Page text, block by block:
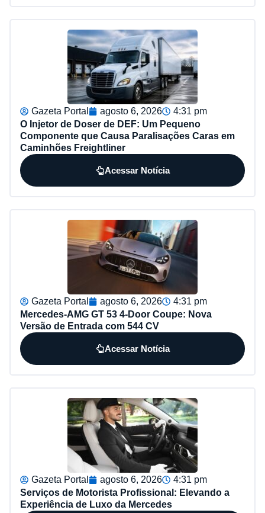
Gazeta Portal agosto 6, 2026
4:31 pm
O Injetor de Doser de DEF: Um Pequeno
Componente que Causa Paralisações Caras em
Caminhões Freightliner
Acessar Notícia
Gazeta Portal agosto 6, 2026
4:31 pm
Mercedes-AMG GT 53 4-Door Coupe: Nova
Versão de Entrada com 544 CV
Acessar Notícia
Gazeta Portal agosto 6, 2026
4:31 pm
Serviços de Motorista Profissional: Elevando a
Experiência de Luxo da Mercedes